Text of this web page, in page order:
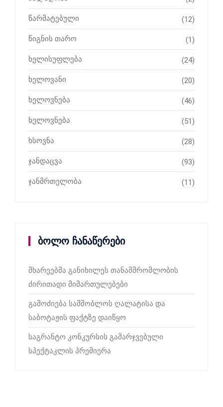
წარმატებული (12)
წიგნის თარო (1)
ხელისუფლება (24)
ხელოვანი (20)
ხელოვნება (46)
ხელოვნება (51)
ხსოვნა (28)
ჯანდაცვა (93)
ჯანმრთელობა (11)
ბოლო ჩანაწერები
მხარეებმა განიხილეს თანამშრომლობის
ძირითადი მიმართულებები
გამოძიება სამშობლოს ღალატისა და
საბოტაჟის ფაქტზე დაიწყო
საგრანტო კონკურსის გამარჯვებული
სპექტაკლის პრემიერა